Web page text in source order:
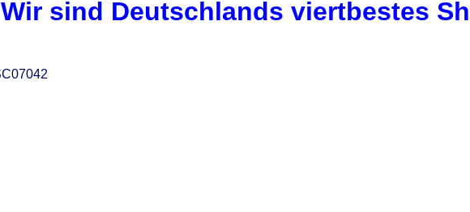
Wir sind Deutschlands viertbestes